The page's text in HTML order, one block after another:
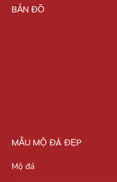
BẢN ĐỒ
MẪU MỘ ĐÁ ĐẸP
Mộ đá